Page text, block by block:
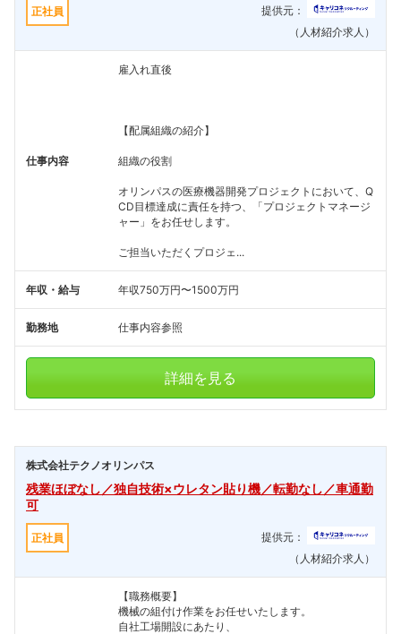
正社員
提供元：
（人材紹介求人）
仕事内容
雇入れ直後
【配属組織の紹介】
組織の役割
オリンパスの医療機器開発プロジェクトにおいて、Q
CD目標達成に責任を持つ、「プロジェクトマネージ
ャー」をお任せします。
ご担当いただくプロジェ...
年収・給与 年収750万円〜1500万円
勤務地 仕事内容参照
詳細を見る
株式会社テクノオリンパス
残業ほぼなし／独自技術×ウレタン貼り機／転勤なし／車通勤
可
正社員
提供元：
（人材紹介求人）
【職務概要】
機械の組付け作業をお任せいたします。
自社工場開設にあたり、